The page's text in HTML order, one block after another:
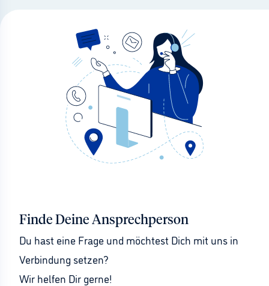
Finde Deine Ansprechperson
Du hast eine Frage und möchtest Dich mit uns in
Verbindung setzen?
Wir helfen Dir gerne!